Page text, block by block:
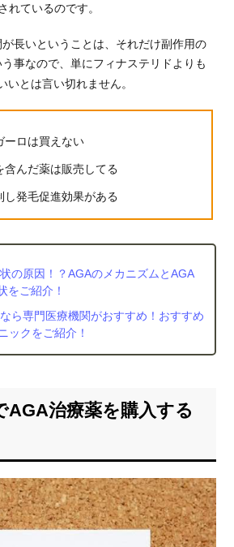
れているのです。
長いということは、それだけ副作用の
事なので、単にフィナステリドよりも
いとは言い切れません。
ーロは買えない
含んだ薬は販売してる
し発毛促進効果がある
の原因！？AGAのメカニズムとAGA
をご紹介！
ら専門医療機関がおすすめ！おすすめ
ックをご紹介！
AGA治療薬を購入する